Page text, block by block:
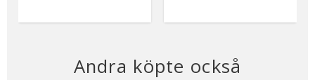
Andra köpte också